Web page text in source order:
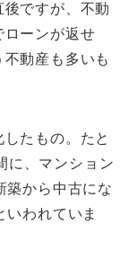
ですが、不動
ローンが返せ
動産も多いも
たもの。たと
に、マンション
築から中古にな
われていま